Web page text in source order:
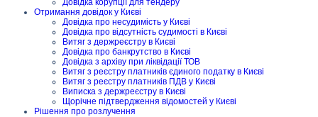
Довідка корупції для тендеру
Отримання довідок у Києві
Довідка про несудимість у Києві
Довідка про відсутність судимості в Києві
Витяг з держреєстру в Києві
Довідка про банкрутство в Києві
Довідка з архіву при ліквідації ТОВ
Витяг з реєстру платників єдиного податку в Києві
Витяг з реєстру платників ПДВ у Києві
Виписка з держреєстру в Києві
Щорічне підтвердження відомостей у Києві
Рішення про розлучення